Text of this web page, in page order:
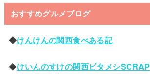
おすすめグルメブログ
◆けんけんの関西食べある記
◆けいんのすけの関西ビタメシSCRAP